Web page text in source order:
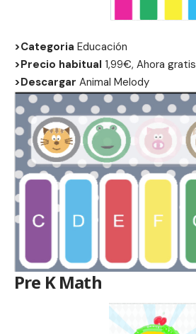
>Categoria Educación
>Precio habitual 1,99€, Ahora gratis
>Descargar Animal Melody
Pre K Math